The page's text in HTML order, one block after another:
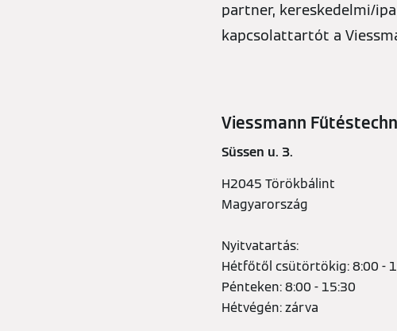
partner, kereskedelmi/
kapcsolattartót a
Viessmann
Süssen u. 3.
H2045 Törökbálint
Magyarország
Nyitvatartás:
Hétfőtől csütörtökig: 8:00 -
Pénteken: 8:00 - 15:30
Hétvégén: zárva